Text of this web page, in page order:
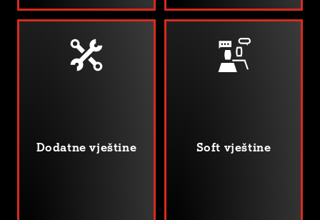
Dodatne vještine Soft vještine